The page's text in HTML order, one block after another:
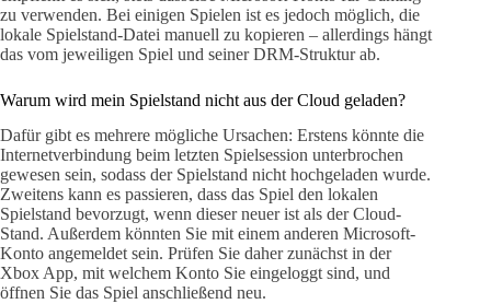
zu verwenden. Bei einigen Spielen ist es jedoch möglich, die
lokale Spielstand-Datei manuell zu kopieren – allerdings hängt
das vom jeweiligen Spiel und seiner DRM-Struktur ab.
Warum wird mein Spielstand nicht aus der Cloud geladen?
Dafür gibt es mehrere mögliche Ursachen: Erstens könnte die
Internetverbindung beim letzten Spielsession unterbrochen
gewesen sein, sodass der Spielstand nicht hochgeladen wurde.
Zweitens kann es passieren, dass das Spiel den lokalen
Spielstand bevorzugt, wenn dieser neuer ist als der Cloud-
Stand. Außerdem könnten Sie mit einem anderen Microsoft-
Konto angemeldet sein. Prüfen Sie daher zunächst in der
Xbox App, mit welchem Konto Sie eingeloggt sind, und
öffnen Sie das Spiel anschließend neu.